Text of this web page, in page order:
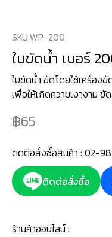
SKU:WP-200
ใบขัดน้ำ เบอร์
ใบขัดน้ำ ขัดโดยใช้เครื่อง
เพื่อให้เกิดความเงางาม
65
ติดต่อสั่งซื้อสินค้า : 02-
ติดต่อสั่งซื้อ
ร้านค้าออนไลน์ :